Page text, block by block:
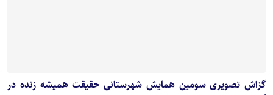
گزاش تصویری سومین همایش شهرستانی حقیقت همیشه زنده در